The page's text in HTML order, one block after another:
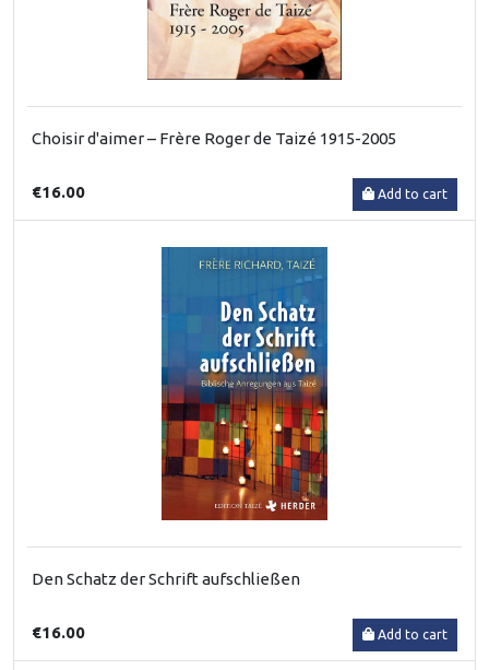
Choisir d'aimer – Frère Roger de Taizé 1915-2005
€16.00 Add to cart
Den Schatz der Schrift aufschließen
€16.00 Add to cart